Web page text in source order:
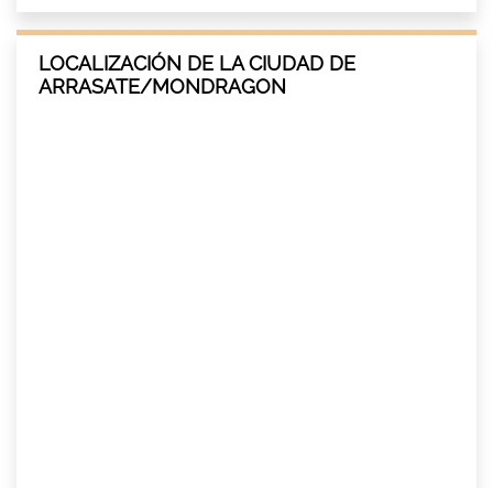
LOCALIZACIÓN DE LA CIUDAD DE
ARRASATE/MONDRAGON